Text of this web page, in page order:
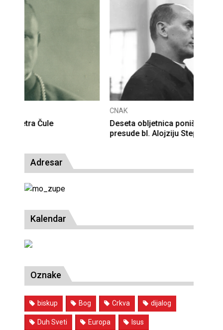
Deseta obljetnica poništenja komunističke
presude bl. Alojziju Stepincu
Adresar
Kalendar
Oznake
biskup Bog Crkva dijalog
Duh Sveti Europa Isus